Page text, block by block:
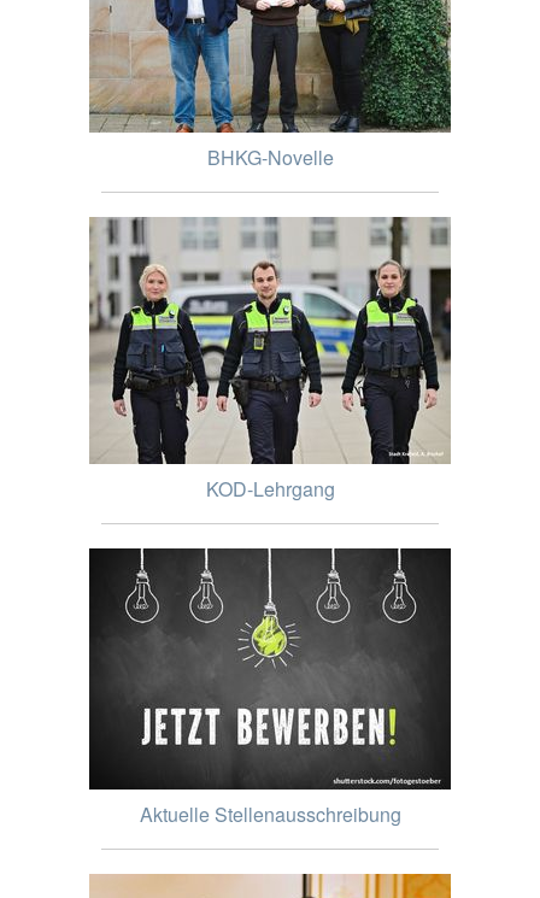
BHKG-Novelle
KOD-Lehrgang
Aktuelle Stellenausschreibung